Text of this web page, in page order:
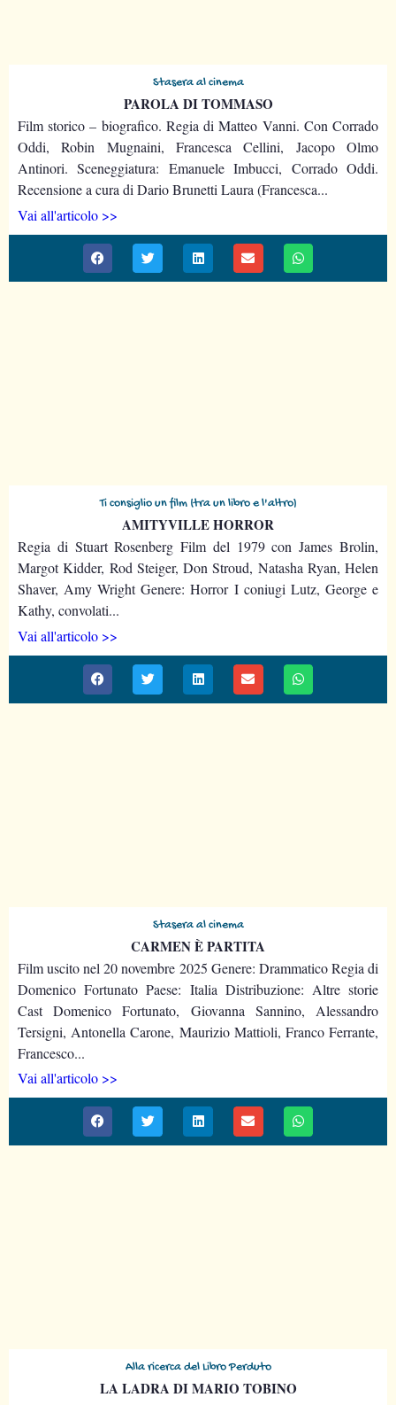
Stasera al cinema
PAROLA DI TOMMASO
Film storico – biografico. Regia di Matteo Vanni. Con Corrado
Oddi, Robin Mugnaini, Francesca Cellini, Jacopo Olmo
Antinori. Sceneggiatura: Emanuele Imbucci, Corrado Oddi.
Recensione a cura di Dario Brunetti Laura (Francesca...
Vai all'articolo >>
Ti consiglio un film (tra un libro e l'altro)
AMITYVILLE HORROR
Regia di Stuart Rosenberg Film del 1979 con James Brolin,
Margot Kidder, Rod Steiger, Don Stroud, Natasha Ryan, Helen
Shaver, Amy Wright Genere: Horror I coniugi Lutz, George e
Kathy, convolati...
Vai all'articolo >>
Stasera al cinema
CARMEN È PARTITA
Film uscito nel 20 novembre 2025 Genere: Drammatico Regia di
Domenico Fortunato Paese: Italia Distribuzione: Altre storie
Cast Domenico Fortunato, Giovanna Sannino, Alessandro
Tersigni, Antonella Carone, Maurizio Mattioli, Franco Ferrante,
Francesco...
Vai all'articolo >>
Alla ricerca del Libro Perduto
LA LADRA DI MARIO TOBINO